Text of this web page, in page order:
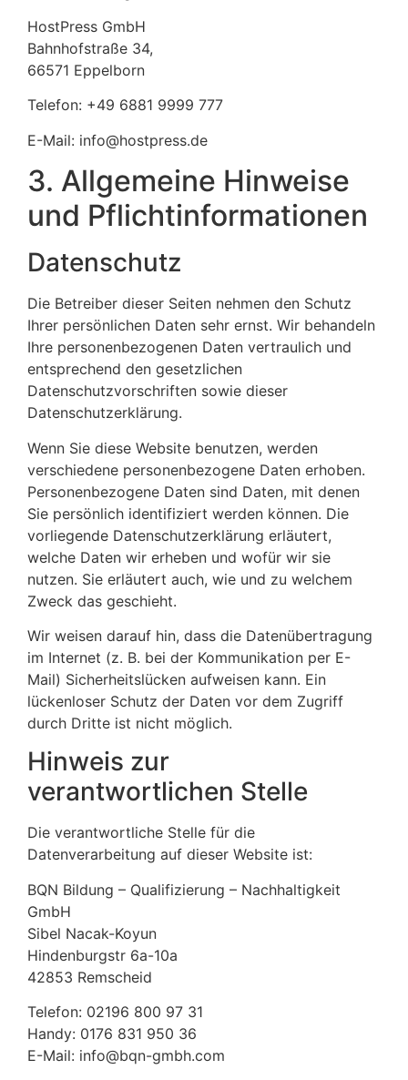
HostPress GmbH
Bahnhofstraße 34,
66571 Eppelborn
Telefon: +49 6881 9999 777
E-Mail: info@hostpress.de
3. Allgemeine Hinweise
und Pflicht­informationen
Datenschutz
Die Betreiber dieser Seiten nehmen den Schutz
Ihrer persönlichen Daten sehr ernst. Wir behandeln
Ihre personenbezogenen Daten vertraulich und
entsprechend den gesetzlichen
Datenschutzvorschriften sowie dieser
Datenschutzerklärung.
Wenn Sie diese Website benutzen, werden
verschiedene personenbezogene Daten erhoben.
Personenbezogene Daten sind Daten, mit denen
Sie persönlich identifiziert werden können. Die
vorliegende Datenschutzerklärung erläutert,
welche Daten wir erheben und wofür wir sie
nutzen. Sie erläutert auch, wie und zu welchem
Zweck das geschieht.
Wir weisen darauf hin, dass die Datenübertragung
im Internet (z. B. bei der Kommunikation per E-
Mail) Sicherheitslücken aufweisen kann. Ein
lückenloser Schutz der Daten vor dem Zugriff
durch Dritte ist nicht möglich.
Hinweis zur
verantwortlichen Stelle
Die verantwortliche Stelle für die
Datenverarbeitung auf dieser Website ist:
BQN Bildung – Qualifizierung – Nachhaltigkeit
GmbH
Sibel Nacak-Koyun
Hindenburgstr 6a-10a
42853 Remscheid
Telefon: 02196 800 97 31
Handy: 0176 831 950 36
E-Mail: info@bqn-gmbh.com